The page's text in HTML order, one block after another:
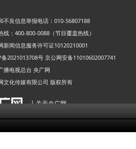
不良信息举报电话：010-56807188
线：400-800-0088（节目覆盖热线）
新闻信息服务许可证10120210001
备2021013708号京公网安备11010602007741
播电视总台 央广网
文化传媒有限公司 版权所有
| 关于央广网